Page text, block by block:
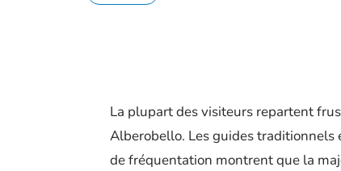
La plupart des visiteurs repartent
Alberobello. Les guides traditionnels
de fréquentation montrent que la